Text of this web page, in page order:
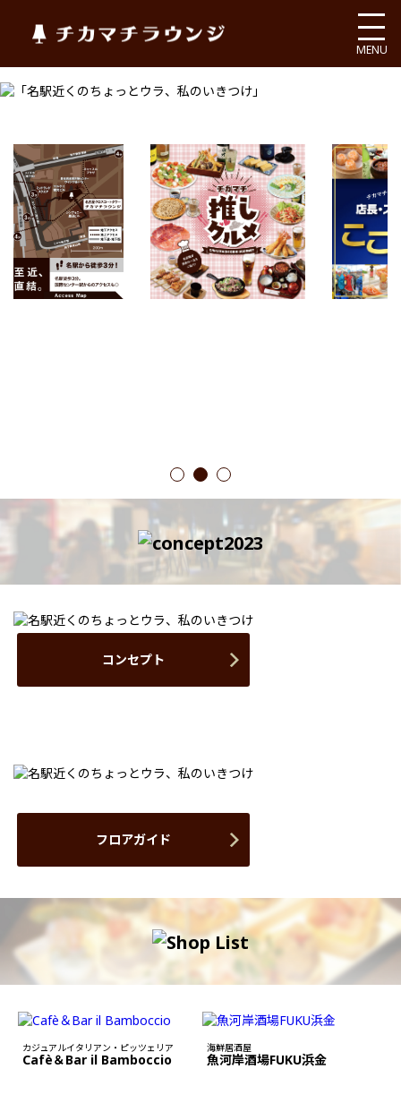
チカマチラウンジ
MENU
1 2 3
コンセプト
フロアガイド
カジュアルイタリアン・ピッツェリア
Cafè＆Bar il Bamboccio
海鮮居酒屋
魚河岸酒場FUKU浜金